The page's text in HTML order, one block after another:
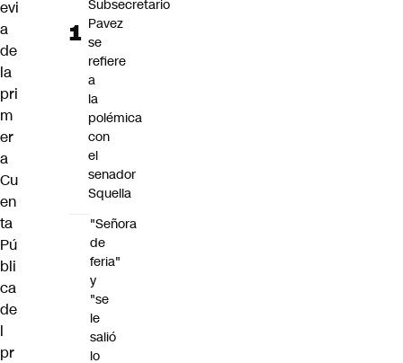
evi
a
de
la
pri
m
er
a
Cu
en
ta
Pú
bli
ca
de
l
pr
Subsecretario
Pavez
se
refiere
a
la
polémica
con
el
senador
Squella
"Señora
de
feria"
y
"se
le
salió
lo